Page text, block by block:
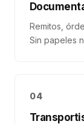
Remitos,
Sin papeles
04